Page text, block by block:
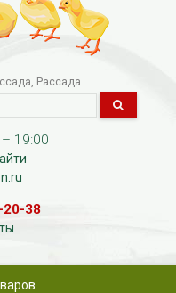
Рассада
19:00
20-38